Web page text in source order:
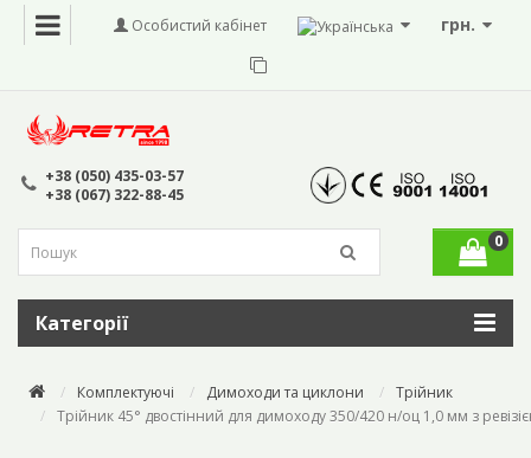
грн.
Особистий кабінет
+38 (050) 435-03-57
+38 (067) 322-88-45
0
Категорії
Комплектуючі Димоходи та циклони
Трійник
Трійник 45° двостінний для димоходу 350/420 н/оц 1,0 мм з